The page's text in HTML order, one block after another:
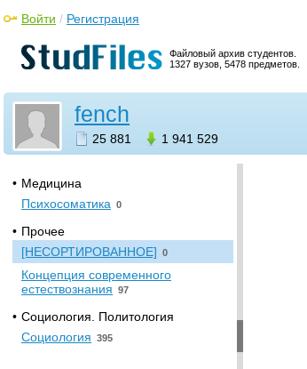
Файловый архив студентов.
1327 вузов, 5478 предметов.
Войти / Регистрация
fench
25 881 1 941 529
Московский городской
педагогический
университет
Биология. Ветеринария. Сельское
Эволюция 71
Искусство. Культура
Литература 50
• Медицина
Психосоматика 0
• Прочее
[НЕСОРТИРОВАННОЕ] 0
Концепция современного
естествознания 97
• Социология. Политология
Социология 395